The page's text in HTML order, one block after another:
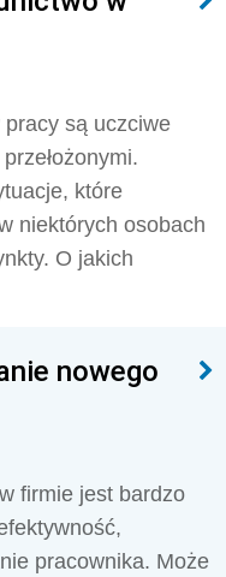
są uczciwe
które
niektórych osobach
O jakich
nowego
firmie jest bardzo
pracownika. Może